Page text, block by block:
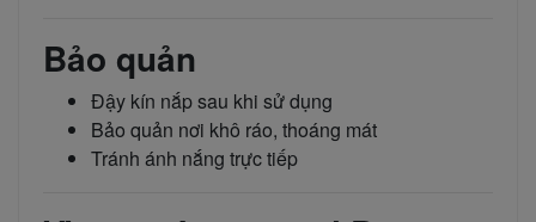
Bảo quản
Đậy kín nắp sau khi sử dụng
Bảo quản nơi khô ráo, thoáng mát
Tránh ánh nắng trực tiếp